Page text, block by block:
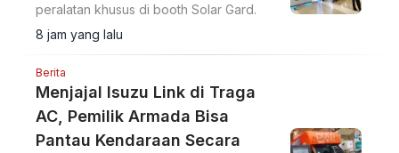
peralatan khusus di booth Solar Gard.
8 jam yang lalu
Berita
Menjajal Isuzu Link di Traga
AC, Pemilik Armada Bisa
Pantau Kendaraan Secara